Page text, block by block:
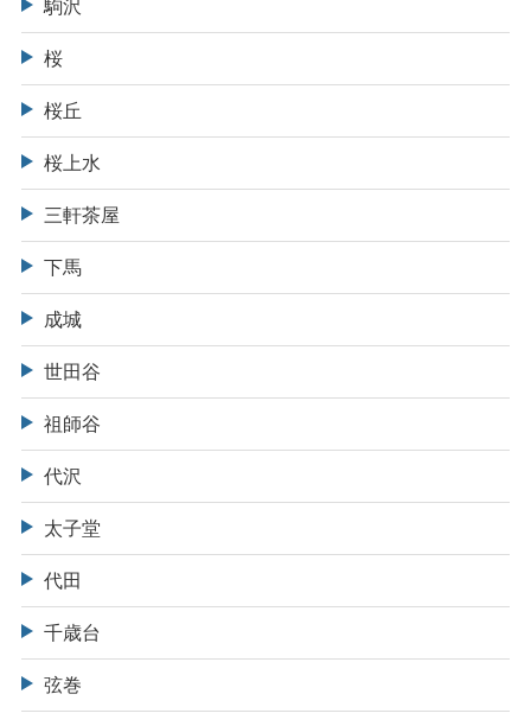
駒沢
桜
桜丘
桜上水
三軒茶屋
下馬
成城
世田谷
祖師谷
代沢
太子堂
代田
千歳台
弦巻